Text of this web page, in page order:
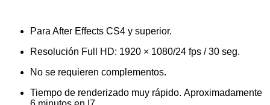
Para After Effects CS4 y superior.
Resolución Full HD: 1920 × 1080/24 fps / 30 seg.
No se requieren complementos.
Tiempo de renderizado muy rápido. Aproximadamente